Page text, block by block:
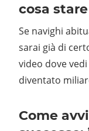
cosa
Se navighi
sarai già di
video dove
diventato
Come